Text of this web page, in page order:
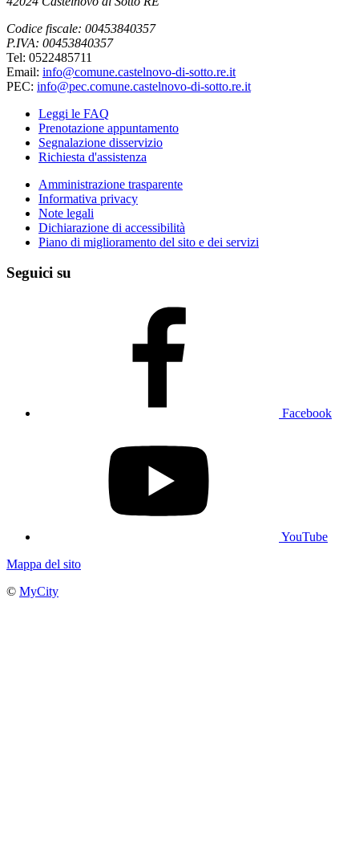
Codice fiscale: 00453840357
P.IVA: 00453840357
Tel: 0522485711
Email: info@comune.castelnovo-di-sotto.re.it
PEC: info@pec.comune.castelnovo-di-sotto.re.it
Leggi le FAQ
Prenotazione appuntamento
Segnalazione disservizio
Richiesta d'assistenza
Amministrazione trasparente
Informativa privacy
Note legali
Dichiarazione di accessibilità
Piano di miglioramento del sito e dei servizi
Seguici su
Facebook
YouTube
Mappa del sito
© MyCity